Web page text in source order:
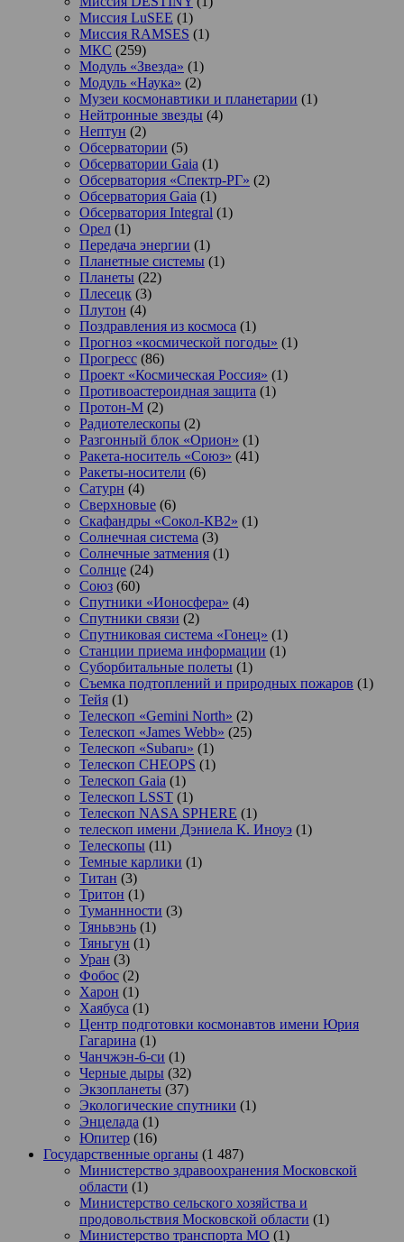
Миссия LuSEE (1)
Миссия RAMSES (1)
МКС (259)
Модуль «Звезда» (1)
Модуль «Наука» (2)
Музеи космонавтики и планетарии (1)
Нейтронные звезды (4)
Нептун (2)
Обсерватории (5)
Обсерватории Gaia (1)
Обсерватория «Спектр-РГ» (2)
Обсерватория Gaia (1)
Обсерватория Integral (1)
Орел (1)
Передача энергии (1)
Планетные системы (1)
Планеты (22)
Плесецк (3)
Плутон (4)
Поздравления из космоса (1)
Прогноз «космической погоды» (1)
Прогресс (86)
Проект «Космическая Россия» (1)
Противоастероидная защита (1)
Протон-М (2)
Радиотелескопы (2)
Разгонный блок «Орион» (1)
Ракета-носитель «Союз» (41)
Ракеты-носители (6)
Сатурн (4)
Сверхновые (6)
Скафандры «Сокол-КВ2» (1)
Солнечная система (3)
Солнечные затмения (1)
Солнце (24)
Союз (60)
Спутники «Ионосфера» (4)
Спутники связи (2)
Спутниковая система «Гонец» (1)
Станции приема информации (1)
Суборбитальные полеты (1)
Съемка подтоплений и природных пожаров (1)
Тейя (1)
Телескоп «Gemini North» (2)
Телескоп «James Webb» (25)
Телескоп «Subaru» (1)
Телескоп CHEOPS (1)
Телескоп Gaia (1)
Телескоп LSST (1)
Телескоп NASA SPHERE (1)
телескоп имени Дэниела К. Иноуэ (1)
Телескопы (11)
Темные карлики (1)
Титан (3)
Тритон (1)
Туманнности (3)
Тяньвэнь (1)
Тяньгун (1)
Уран (3)
Фобос (2)
Харон (1)
Хаябуса (1)
Центр подготовки космонавтов имени Юрия
Гагарина (1)
Чанчжэн-6-си (1)
Черные дыры (32)
Экзопланеты (37)
Экологические спутники (1)
Энцелада (1)
Юпитер (16)
Государственные органы (1 487)
Министерство здравоохранения Московской
области (1)
Министерство сельского хозяйства и
продовольствия Московской области (1)
Министерство транспорта МО (1)